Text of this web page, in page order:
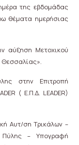
της εβδομάδας
θέματα ημερήσιας
αύξηση Μετοχικού
Θεσσαλίας».
στην Επιτροπή
( Ε.Π.Δ. LEADER)
Αυτ/ση Τρικάλων –
Πύλης – Υπογραφή